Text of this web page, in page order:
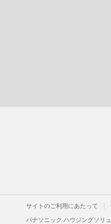
サイトのご利用にあたって
パナソニック ハウジングソリ